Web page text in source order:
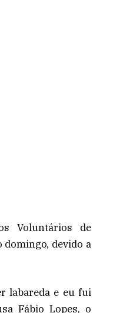
Voluntários de
domingo, devido a
labareda e eu fui
Fábio Lopes, o